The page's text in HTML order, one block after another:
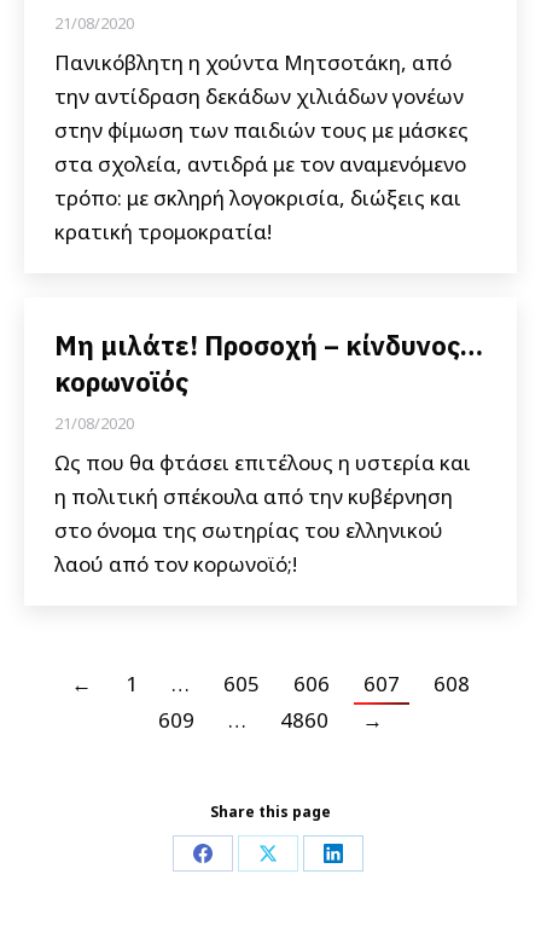
21/08/2020
Πανικόβλητη η χούντα Μητσοτάκη, από
την αντίδραση δεκάδων χιλιάδων γονέων
στην φίμωση των παιδιών τους με μάσκες
στα σχολεία, αντιδρά με τον αναμενόμενο
τρόπο: με σκληρή λογοκρισία, διώξεις και
κρατική τρομοκρατία!
Μη μιλάτε! Προσοχή – κίνδυνος…
κορωνοϊός
21/08/2020
Ως που θα φτάσει επιτέλους η υστερία και
η πολιτική σπέκουλα από την κυβέρνηση
στο όνομα της σωτηρίας του ελληνικού
λαού από τον κορωνοϊό;!
← 1 … 605 606 607
608
609
… 4860 →
Share this page
Share Share Share